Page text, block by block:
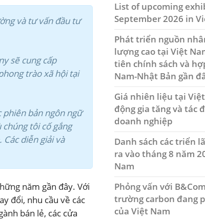
và tư vấn đầu tư
sẽ cung cấp
trào xã hội tại
phiên bản ngôn ngữ
tôi cố gắng
diễn giải và
năm gần đây. Với
đổi, nhu cầu về các
bán lẻ, các cửa
List of upcoming
September 2026 in
Phát triển nguồn
lượng cao tại Việt
tiên chính sách và
Nam-Nhật Bản gần
Giá nhiên liệu tại
động gia tăng và tác
doanh nghiệp
Danh sách các triển
ra vào tháng 8 năm
Nam
Phỏng vấn với
trường carbon đang
của Việt Nam